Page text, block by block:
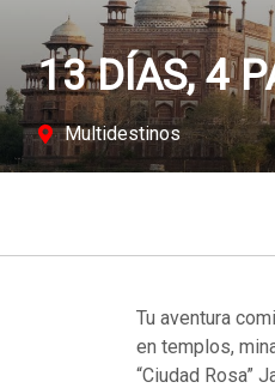
13 DÍAS, 4
Multidestinos
Tu aventura
en templos,
“Ciudad Rosa”